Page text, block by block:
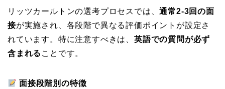
リッツカールトンの選考プロセスでは、通常2-3回の面
接が実施され、各段階で異なる評価ポイントが設定さ
れています。特に注意すべきは、 英語での質問が必ず
含まれる ことです。
面接段階別の特徴